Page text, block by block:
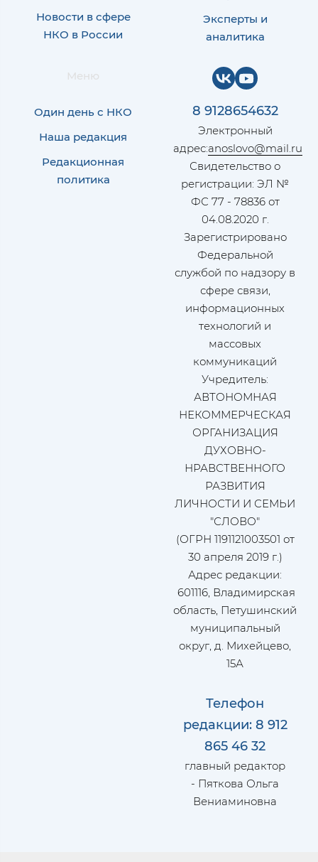
Новости в сфере
НКО в России
Эксперты и
аналитика
Меню
Один день с НКО
Наша редакция
Редакционная
политика
8 9128654632
Электронный
адрес:anoslovo@mail.ru
Свидетельство о
регистрации: ЭЛ №
ФС 77 - 78836 от
04.08.2020 г.
Зарегистрировано
Федеральной
службой по надзору в
сфере связи,
информационных
технологий и
массовых
коммуникаций
Учредитель:
АВТОНОМНАЯ
НЕКОММЕРЧЕСКАЯ
ОРГАНИЗАЦИЯ
ДУХОВНО-
НРАВСТВЕННОГО
РАЗВИТИЯ
ЛИЧНОСТИ И СЕМЬИ
"СЛОВО"
(ОГРН 1191121003501 от
30 апреля 2019 г.)
Адрес редакции:
601116, Владимирская
область, Петушинский
муниципальный
округ, д. Михейцево,
15А
Телефон
редакции: 8 912
865 46 32
главный редактор
- Пяткова Ольга
Вениаминовна